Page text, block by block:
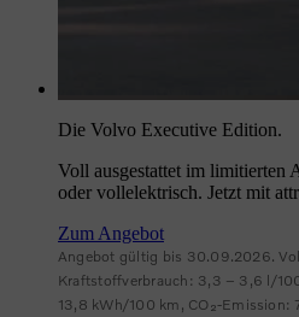
Die Volvo Executive Edition.
Voll ausgestattet im limitierten
oder vollelektrisch. Jetzt mit
Zum Angebot
Angebot gültig bis 30.09.2026.
Kraftstoffverbrauch: 3,3 – 3,6 l/
13,8 kWh/100 km, CO₂-Emission: